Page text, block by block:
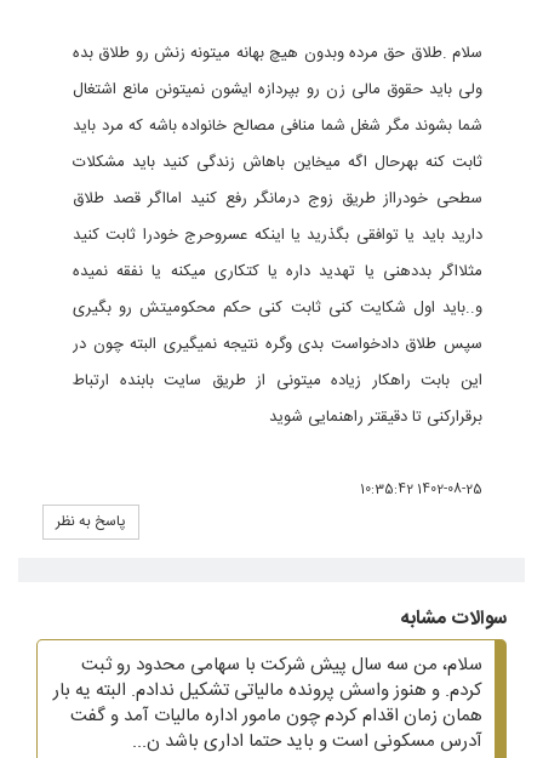
سلام .طلاق حق مرده وبدون هیچ بهانه میتونه زنش رو طلاق بده
ولی باید حقوق مالی زن رو بپردازه ایشون نمیتونن مانع اشتغال
شما بشوند مگر شغل شما منافی مصالح خانواده باشه که مرد باید
ثابت کنه بهرحال اگه میخاین باهاش زندگی کنید باید مشکلات
سطحی خودرااز طریق زوج درمانگر رفع کنید امااگر قصد طلاق
دارید باید یا توافقی بگذرید یا اینکه عسروحرج خودرا ثابت کنید
مثلااگر بددهنی یا تهدید داره یا کتکاری میکنه یا نفقه نمیده
و..باید اول شکایت کنی ثابت کنی حکم محکومیتش رو بگیری
سپس طلاق دادخواست بدی وگره نتیجه نمیگیری البته چون در
این بابت راهکار زیاده میتونی از طریق سایت بابنده ارتباط
برقرارکنی تا دقیقتر راهنمایی شوید
1402-08-25 10:35:42
پاسخ به نظر
سوالات مشابه
سلام، من سه سال پیش شرکت با سهامی محدود رو ثبت
کردم. و هنوز واسش پرونده مالیاتی تشکیل ندادم. البته یه بار
همان زمان اقدام کردم چون مامور اداره مالیات آمد و گفت
آدرس مسکونی است و باید حتما اداری باشد ن...